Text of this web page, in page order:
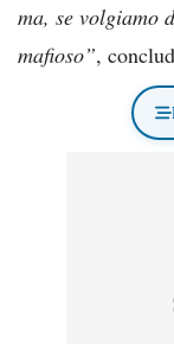
ma, se volgiamo
mafioso”,